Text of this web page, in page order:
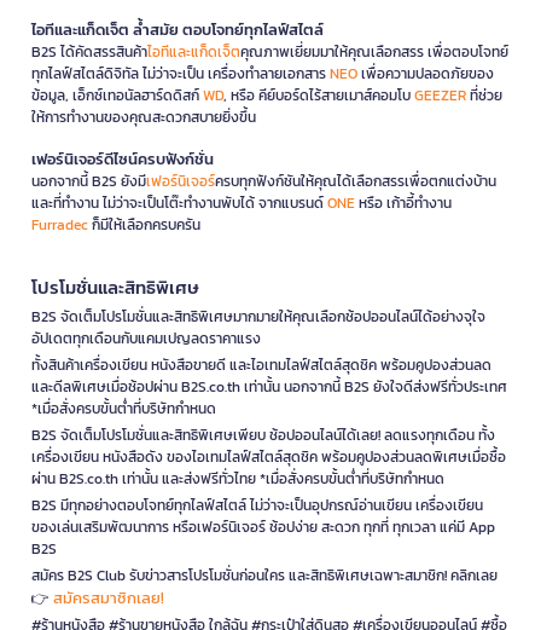
ไอทีและแก็ดเจ็ต ล้ำสมัย ตอบโจทย์ทุกไลฟ์สไตล์
B2S ได้คัดสรรสินค้าไอทีและแก็ดเจ็ตคุณภาพเยี่ยมมาให้คุณเลือกสรร เพื่อตอบโจทย์
ทุกไลฟ์สไตล์ดิจิทัล ไม่ว่าจะเป็น เครื่องทำลายเอกสารNEOเพื่อความปลอดภัยของ
ข้อมูล, เอ็กซ์เทอนัลฮาร์ดดิสก์WD, หรือ คีย์บอร์ดไร้สายเมาส์คอมโบGEEZERที่ช่วย
ให้การทำงานของคุณสะดวกสบายยิ่งขึ้น
เฟอร์นิเจอร์ดีไซน์ครบฟังก์ชั่น
นอกจากนี้ B2S ยังมีเฟอร์นิเจอร์ครบทุกฟังก์ชันให้คุณได้เลือกสรรเพื่อตกแต่งบ้าน
และที่ทำงาน ไม่ว่าจะเป็นโต๊ะทำงานพับได้ จากแบรนด์ONEหรือ เก้าอี้ทำงาน
Furradecก็มีให้เลือกครบครัน
โปรโมชั่นและสิทธิพิเศษ
B2S จัดเต็มโปรโมชั่นและสิทธิพิเศษมากมายให้คุณเลือกช้อปออนไลน์ได้อย่างจุใจ
อัปเดตทุกเดือนกับแคมเปญลดราคาแรง
ทั้งสินค้าเครื่องเขียน หนังสือขายดี และไอเทมไลฟ์สไตล์สุดชิค พร้อมคูปองส่วนลด
และดีลพิเศษเมื่อช้อปผ่าน B2S.co.th เท่านั้น นอกจากนี้ B2S ยังใจดีส่งฟรีทั่วประเทศ
*เมื่อสั่งครบขั้นต่ำที่บริษัทกำหนด
B2S จัดเต็มโปรโมชั่นและสิทธิพิเศษเพียบ ช้อปออนไลน์ได้เลย! ลดแรงทุกเดือน ทั้ง
เครื่องเขียน หนังสือดัง ของไอเทมไลฟ์สไตล์สุดชิค พร้อมคูปองส่วนลดพิเศษเมื่อซื้อ
ผ่าน B2S.co.th เท่านั้น และส่งฟรีทั่วไทย *เมื่อสั่งครบขั้นต่ำที่บริษัทกำหนด
B2S มีทุกอย่างตอบโจทย์ทุกไลฟ์สไตล์ ไม่ว่าจะเป็นอุปกรณ์อ่านเขียน เครื่องเขียน
ของเล่นเสริมพัฒนาการ หรือเฟอร์นิเจอร์ ช้อปง่าย สะดวก ทุกที่ ทุกเวลา แค่มี App
B2S
สมัคร B2S Club รับข่าวสารโปรโมชั่นก่อนใคร และสิทธิพิเศษเฉพาะสมาชิก! คลิกเลย
👉 สมัครสมาชิกเลย!
#ร้านหนังสือ #ร้านขายหนังสือ ใกล้ฉัน #กระเป๋าใส่ดินสอ #เครื่องเขียนออนไลน์ #ซื้อ